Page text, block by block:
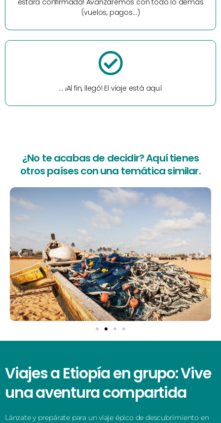
estará confirmada! Avanzaremos con todo lo demás
(vuelos, pagos…)
… ¡Al fin, llegó! El viaje está aquí
¿No te acabas de decidir? Aquí tienes
otros países con una temática similar.
Viajes a Etiopía en grupo: Vive
una aventura compartida
Lánzate y prepárate para un viaje épico de descubrimiento en